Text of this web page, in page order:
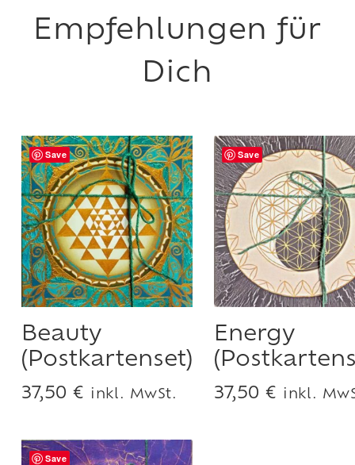
Save
Beauty
(Postkartenset)
37,50€ inkl. MwSt.
Save
Energy
37,50€ inkl.
Save